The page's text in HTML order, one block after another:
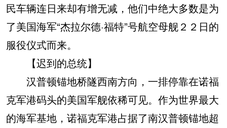
民车辆连日来却有增无减，他们中绝大多数是为
了美国海军“杰拉尔德·福特”号航空母舰２２日的
服役仪式而来。
【迟到的总统】
汉普顿锚地桥隧西南方向，一排停靠在诺福
克军港码头的美国军舰依稀可见。作为世界最大
的海军基地，诺福克军港占据了南汉普顿锚地超